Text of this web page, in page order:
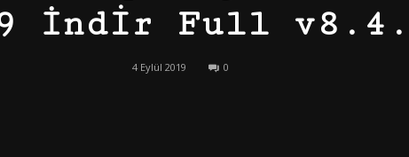
İndir Full
4 Eylül 2019 0